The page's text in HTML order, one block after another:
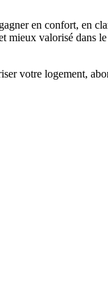
en confort, en
mieux valorisé dans le
votre logement,